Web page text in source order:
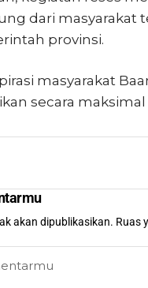
dari
provinsi.
masyarakat
secara
akan dipublikasikan. Ruas